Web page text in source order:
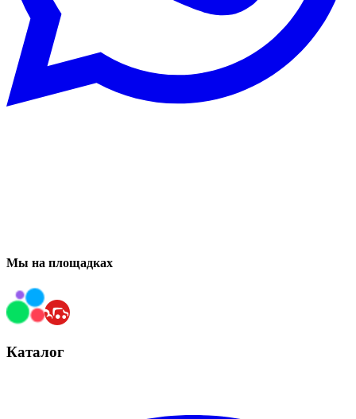
Мы на площадках
Каталог